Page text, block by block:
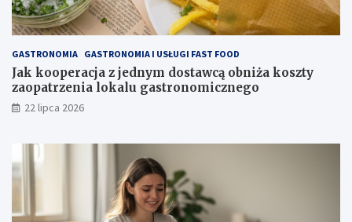
GASTRONOMIA GASTRONOMIA I USŁUGI FAST FOOD
Jak kooperacja z jednym dostawcą obniża koszty
zaopatrzenia lokalu gastronomicznego
22 lipca 2026